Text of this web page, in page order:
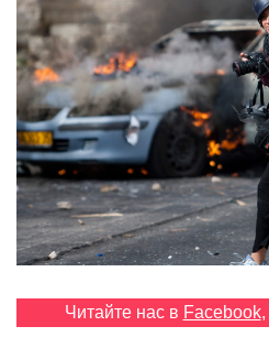
Читайте нас в Facebook,